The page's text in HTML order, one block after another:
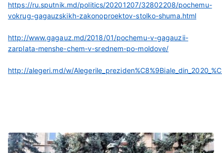
https://ru.sputnik.md/politics/20201207/32802208/pochemu-
vokrug-gagauzskikh-zakonoproektov-stolko-shuma.html
http://www.gagauz.md/2018/01/pochemu-v-gagauzii-
zarplata-menshe-chem-v-srednem-po-moldove/
http://alegeri.md/w/